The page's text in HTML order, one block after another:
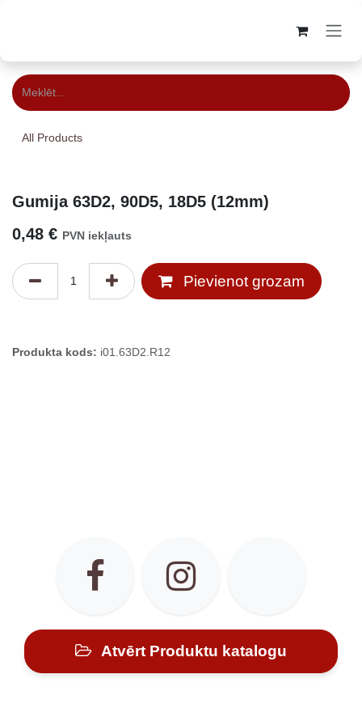
All Products
Gumija 63D2, 90D5, 18D5 (12mm)
0,48 € PVN iekļauts
Pievienot grozam
Produkta kods: i01.63D2.R12
Atvērt Produktu katalogu